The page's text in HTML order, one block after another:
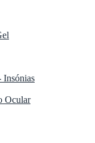
Insónias
Ocular